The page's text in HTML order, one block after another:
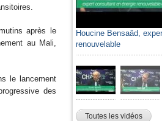
après le
au Mali,
le lancement
des
Houcine Bensaâd,
renouvelable
Toutes les vidéos